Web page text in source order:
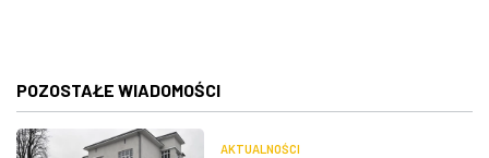
POZOSTAŁE WIADOMOŚCI
AKTUALNOŚCI